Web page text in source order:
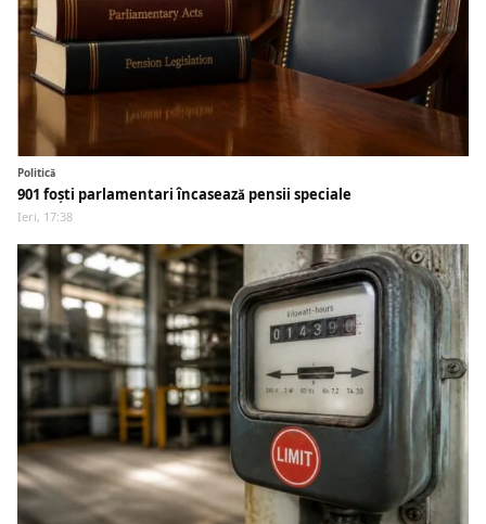
Politică
901 foști parlamentari încasează pensii speciale
Ieri, 17:38